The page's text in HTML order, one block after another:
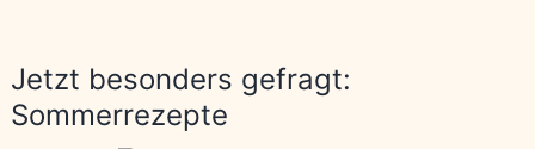
Jetzt besonders gefragt:
Sommerrezepte